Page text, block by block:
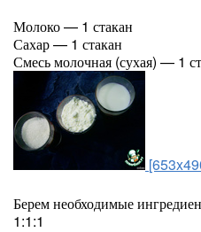
Молоко — 1 стакан
Сахар — 1 стакан
Смесь молочная (сухая) — 1
Берем необходимые
1:1:1